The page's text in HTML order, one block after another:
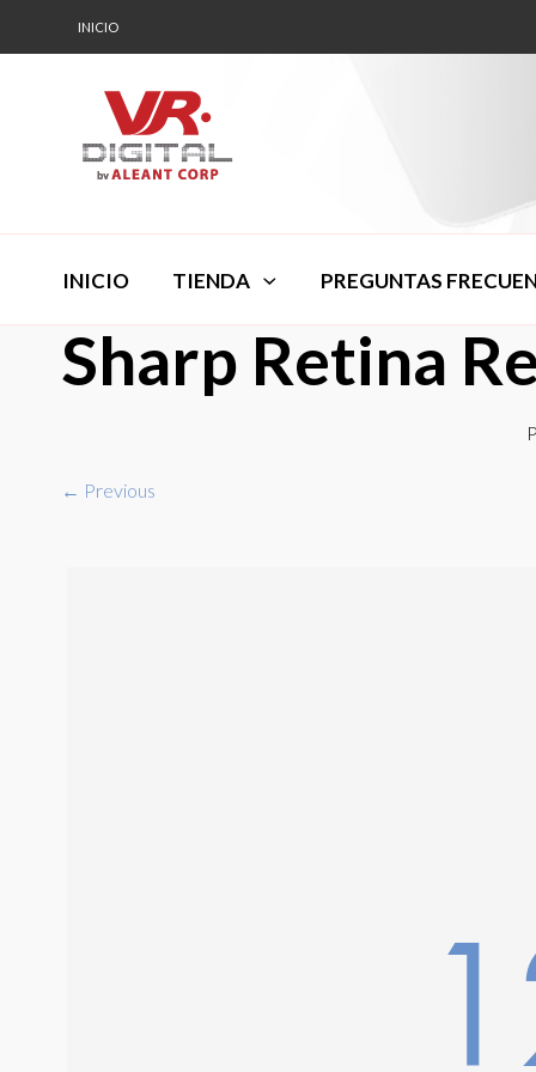
INICIO
INICIO TIENDA PREGUNTAS
Sharp Retina
← Previous